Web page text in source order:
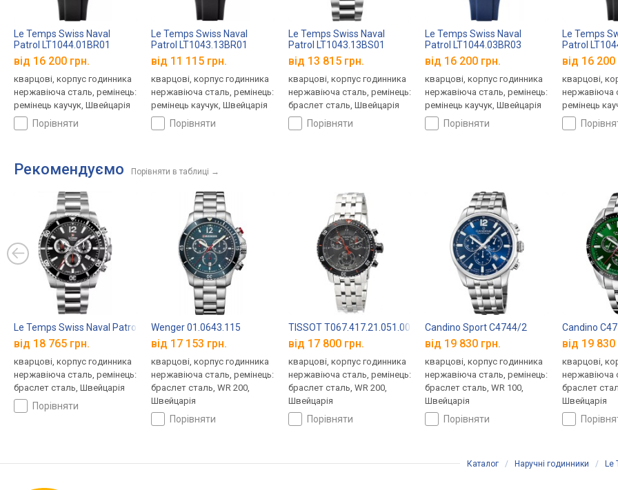
Le Temps Swiss Naval
Patrol LT1044.01BR01
від 16 200 грн.
кварцові, корпус годинника
нержавіюча сталь, ремінець:
ремінець каучук, Швейцарія
порівняти
Le Temps Swiss Naval
Patrol LT1043.13BR01
від 11 115 грн.
кварцові, корпус годинника
нержавіюча сталь, ремінець:
ремінець каучук, Швейцарія
порівняти
Le Temps Swiss Naval
Patrol LT1043.13BS01
від 13 815 грн.
кварцові, корпус годинника
нержавіюча сталь, ремінець:
браслет сталь, Швейцарія
порівняти
Le Temps Swiss Naval
Patrol LT1044.03BR03
від 16 200 грн.
кварцові, корпус годинника
нержавіюча сталь, ремінець:
ремінець каучук, Швейцарія
порівняти
Le Temps
Patrol
від 16 200
кварцові,
нержавіюча
ремінець
Рекомендуємо Порівняти в таблиці →
Le Temps Swiss Naval Patrol LT1044.01BS01
від 18 765 грн.
кварцові, корпус годинника
нержавіюча сталь, ремінець:
браслет сталь, Швейцарія
порівняти
Wenger 01.0643.115
від 17 153 грн.
кварцові, корпус годинника
нержавіюча сталь, ремінець:
браслет сталь, WR 200,
Швейцарія
порівняти
TISSOT T067.417.21.051.00
від 17 800 грн.
кварцові, корпус годинника
нержавіюча сталь, ремінець:
браслет сталь, WR 200,
Швейцарія
порівняти
Candino Sport C4744/2
від 19 830 грн.
кварцові, корпус годинника
нержавіюча сталь, ремінець:
браслет сталь, WR 100,
Швейцарія
порівняти
Candino
від 19 830
кварцові,
нержавіюча
браслет
Швейцарія
Каталог / Наручні годинники / Le